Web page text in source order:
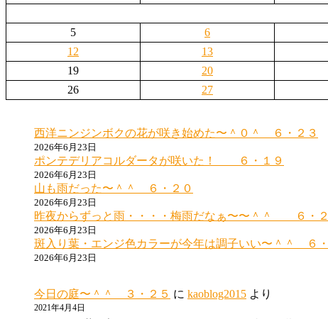
5
6
12
13
19
20
26
27
西洋ニンジンボクの花が咲き始めた〜＾０＾ ６・２３
2026年6月23日
ポンテデリアコルダータが咲いた！ ６・１９
2026年6月23日
山も雨だった〜＾＾ ６・２０
2026年6月23日
昨夜からずっと雨・・・・梅雨だなぁ〜〜＾＾ ６・
2026年6月23日
斑入り葉・エンジ色カラーが今年は調子いい〜＾＾ ６
2026年6月23日
今日の庭〜＾＾ ３・２５ に kaoblog2015 より
2021年4月4日